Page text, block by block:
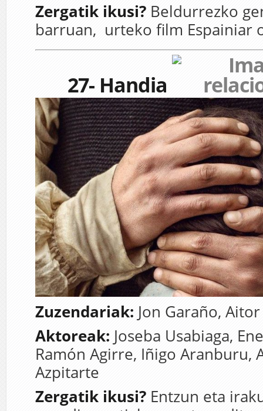
Zergatik ikusi? Beldurrezko
barruan, urteko film Espainiar
27- Handia
Zuzendariak: Jon Garaño,
Aktoreak: Joseba Usabiaga,
Ramón Agirre, Iñigo Aranburu,
Azpitarte
Zergatik ikusi? Entzun eta